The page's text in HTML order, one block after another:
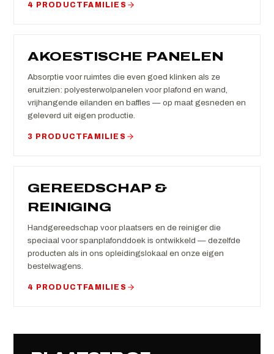
4 PRODUCTFAMILIES
AKOESTISCHE PANELEN
Absorptie voor ruimtes die even goed klinken als ze
eruitzien: polyesterwolpanelen voor plafond en wand,
vrijhangende eilanden en baffles — op maat gesneden en
geleverd uit eigen productie.
3 PRODUCTFAMILIES
GEREEDSCHAP &
REINIGING
Handgereedschap voor plaatsers en de reiniger die
speciaal voor spanplafonddoek is ontwikkeld — dezelfde
producten als in ons opleidingslokaal en onze eigen
bestelwagens.
4 PRODUCTFAMILIES